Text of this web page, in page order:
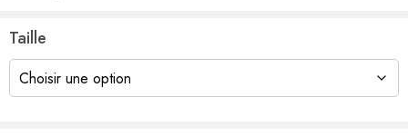
Taille